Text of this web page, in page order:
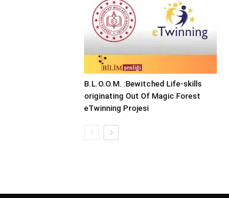
B.L.O.O.M. :Bewitched Life-skills
originating Out Of Magic Forest
eTwinning Projesi